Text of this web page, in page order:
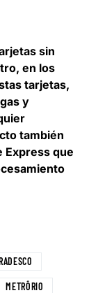
sin
en los
tarjetas,
y
también
Express que
METRÔRIO